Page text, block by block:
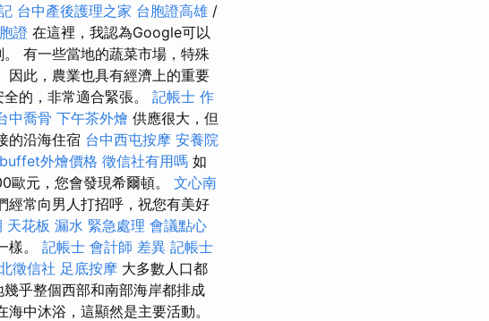
台中產後護理之家 台胞證高雄 /
證 在這裡，我認為Google可以
有一些當地的蔬菜市場，特殊
因此，農業也具有經濟上的重要
的，非常適合緊張。 記帳士 作
中喬骨 下午茶外燴 供應很大，但
的沿海住宿 台中西屯按摩 安養院
buffet外燴價格 徵信社有用嗎 如
歐元，您會發現希爾頓。 文心南
經常向男人打招呼，祝您有美好
天花板 漏水 緊急處理 會議點心
樣。 記帳士 會計師 差異 記帳士
徵信社 足底按摩 大多數人口都
乎整個西部和南部海岸都排成
中沐浴，這顯然是主要活動。